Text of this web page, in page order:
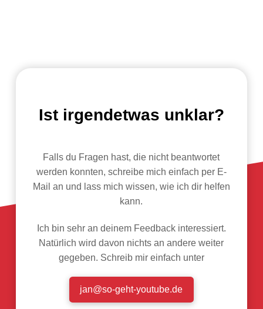
Ist irgendetwas unklar?
Falls du Fragen hast, die nicht beantwortet
werden konnten, schreibe mich einfach per E-
Mail an und lass mich wissen, wie ich dir helfen
kann.
Ich bin sehr an deinem Feedback interessiert.
Natürlich wird davon nichts an andere weiter
gegeben. Schreib mir einfach unter
jan@so-geht-youtube.de